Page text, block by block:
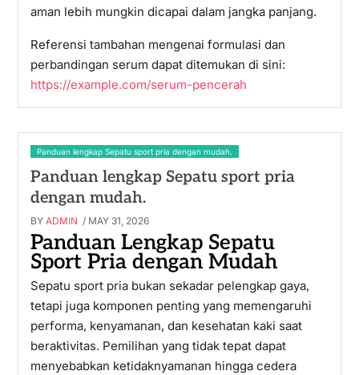
aman lebih mungkin dicapai dalam jangka panjang.
Referensi tambahan mengenai formulasi dan
perbandingan serum dapat ditemukan di sini:
https://example.com/serum-pencerah
Panduan lengkap Sepatu sport pria dengan mudah.
Panduan lengkap Sepatu sport pria
dengan mudah.
BY ADMIN / MAY 31, 2026
Panduan Lengkap Sepatu
Sport Pria dengan Mudah
Sepatu sport pria bukan sekadar pelengkap gaya,
tetapi juga komponen penting yang memengaruhi
performa, kenyamanan, dan kesehatan kaki saat
beraktivitas. Pemilihan yang tidak tepat dapat
menyebabkan ketidaknyamanan hingga cedera